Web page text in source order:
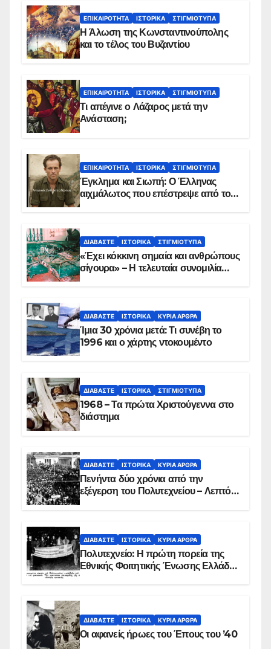
ΕΠΙΚΑΙΡΌΤΗΤΑ ΙΣΤΟΡΙΚΆ ΣΤΙΓΜΙΌΤΥΠΑ
Η Άλωση της Κωνσταντινούπολης
και το τέλος του Βυζαντίου
ΕΠΙΚΑΙΡΌΤΗΤΑ ΙΣΤΟΡΙΚΆ ΣΤΙΓΜΙΌΤΥΠΑ
Τι απέγινε ο Λάζαρος μετά την
Ανάσταση;
ΕΠΙΚΑΙΡΌΤΗΤΑ ΙΣΤΟΡΙΚΆ ΣΤΙΓΜΙΌΤΥΠΑ
Έγκλημα και Σιωπή: Ο Έλληνας
αιχμάλωτος που επέστρεψε από το
ΔΙΑΒΆΣΤΕ ΙΣΤΟΡΙΚΆ ΣΤΙΓΜΙΌΤΥΠΑ
«Έχει κόκκινη σημαία και ανθρώπους
σίγουρα» – Η τελευταία συνομιλία
ΔΙΑΒΆΣΤΕ ΙΣΤΟΡΙΚΆ ΚΥΡΙΑ ΑΡΘΡΑ
Ίμια 30 χρόνια μετά: Τι συνέβη το
1996 και ο χάρτης ντοκουμέντο
ΔΙΑΒΆΣΤΕ ΙΣΤΟΡΙΚΆ ΣΤΙΓΜΙΌΤΥΠΑ
1968 – Τα πρώτα Χριστούγεννα στο
διάστημα
ΔΙΑΒΆΣΤΕ ΙΣΤΟΡΙΚΆ ΚΥΡΙΑ ΑΡΘΡΑ
Πενήντα δύο χρόνια από την
εξέγερση του Πολυτεχνείου – Λεπτό
ΔΙΑΒΆΣΤΕ ΙΣΤΟΡΙΚΆ ΚΥΡΙΑ ΑΡΘΡΑ
Πολυτεχνείο: Η πρώτη πορεία της
Εθνικής Φοιτητικής Ένωσης Ελλάδος
ΔΙΑΒΆΣΤΕ ΙΣΤΟΡΙΚΆ ΚΥΡΙΑ ΑΡΘΡΑ
Οι αφανείς ήρωες του Έπους του ’40